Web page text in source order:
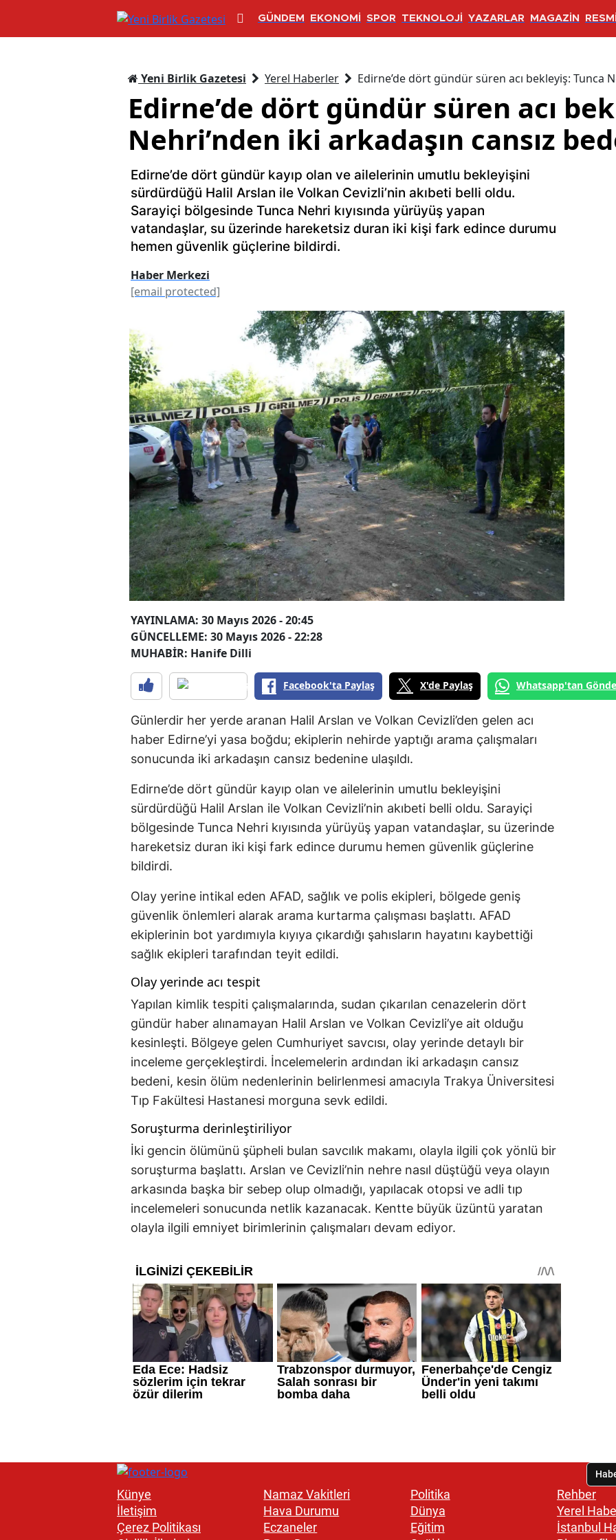
GÜNDEM EKONOMİ SPOR TEKNOLOJİ YAZARLAR MAGAZİN
Yeni Birlik Gazetesi Yerel Haberler Edirne’de dört gündür süren acı bekleyiş: Tunca
Edirne’de dört gündür süren acı
Nehri’nden iki arkadaşın cansız
Edirne’de dört gündür kayıp olan ve ailelerinin umutlu bekleyişini
sürdürdüğü Halil Arslan ile Volkan Cevizli’nin akıbeti belli oldu.
Sarayiçi bölgesinde Tunca Nehri kıyısında yürüyüş yapan
vatandaşlar, su üzerinde hareketsiz duran iki kişi fark edince durumu
hemen güvenlik güçlerine bildirdi.
Haber Merkezi
[email protected]
YAYINLAMA: 30 Mayıs 2026 - 20:45
GÜNCELLEME: 30 Mayıs 2026 - 22:28
MUHABİR: Hanife Dilli
Facebook'ta Paylaş X'de Paylaş Whatsapp'tan
Günlerdir her yerde aranan Halil Arslan ve Volkan Cevizli’den gelen acı
haber Edirne’yi yasa boğdu; ekiplerin nehirde yaptığı arama çalışmaları
sonucunda iki arkadaşın cansız bedenine ulaşıldı.
Edirne’de dört gündür kayıp olan ve ailelerinin umutlu bekleyişini
sürdürdüğü Halil Arslan ile Volkan Cevizli’nin akıbeti belli oldu. Sarayiçi
bölgesinde Tunca Nehri kıyısında yürüyüş yapan vatandaşlar, su üzerinde
hareketsiz duran iki kişi fark edince durumu hemen güvenlik güçlerine
bildirdi.
Olay yerine intikal eden AFAD, sağlık ve polis ekipleri, bölgede geniş
güvenlik önlemleri alarak arama kurtarma çalışması başlattı. AFAD
ekiplerinin bot yardımıyla kıyıya çıkardığı şahısların hayatını kaybettiği
sağlık ekipleri tarafından teyit edildi.
Olay yerinde acı tespit
Yapılan kimlik tespiti çalışmalarında, sudan çıkarılan cenazelerin dört
gündür haber alınamayan Halil Arslan ve Volkan Cevizli’ye ait olduğu
kesinleşti. Bölgeye gelen Cumhuriyet savcısı, olay yerinde detaylı bir
inceleme gerçekleştirdi. İncelemelerin ardından iki arkadaşın cansız
bedeni, kesin ölüm nedenlerinin belirlenmesi amacıyla Trakya Üniversitesi
Tıp Fakültesi Hastanesi morguna sevk edildi.
Soruşturma derinleştiriliyor
İki gencin ölümünü şüpheli bulan savcılık makamı, olayla ilgili çok yönlü bir
soruşturma başlattı. Arslan ve Cevizli’nin nehre nasıl düştüğü veya olayın
arkasında başka bir sebep olup olmadığı, yapılacak otopsi ve adli tıp
incelemeleri sonucunda netlik kazanacak. Kentte büyük üzüntü yaratan
olayla ilgili emniyet birimlerinin çalışmaları devam ediyor.
Künye
İletişim
Çerez Politikası
Namaz Vakitleri
Hava Durumu
Eczaneler
Politika
Dünya
Eğitim
Rehber
Yerel
İstanbul